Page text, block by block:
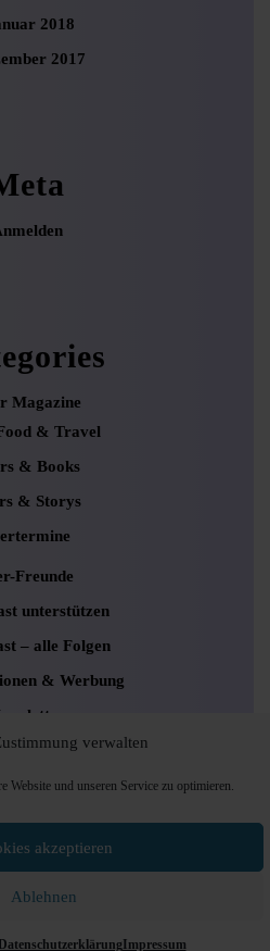
verwalten
Website und unseren Service zu optimieren.
akzeptieren
Ablehnen
Impressum
2018
2017
Magazine
& Travel
& Books
& Storys
Freunde
unterstützen
– alle Folgen
& Werbung
Theme
Foto: Andrea Lang
Scroll